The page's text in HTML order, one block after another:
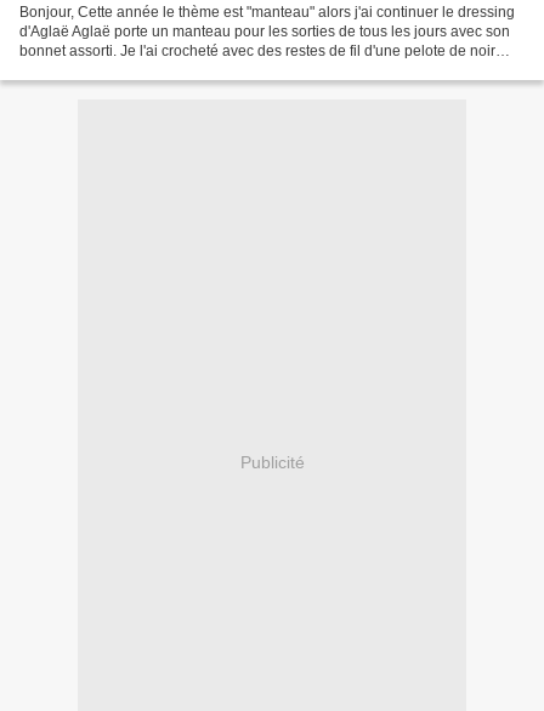
Bonjour, Cette année le thème est "manteau" alors j'ai continuer le dressing
d'Aglaë Aglaë porte un manteau pour les sorties de tous les jours avec son
bonnet assorti. Je l'ai crocheté avec des restes de fil d'une pelote de noir
Publicité